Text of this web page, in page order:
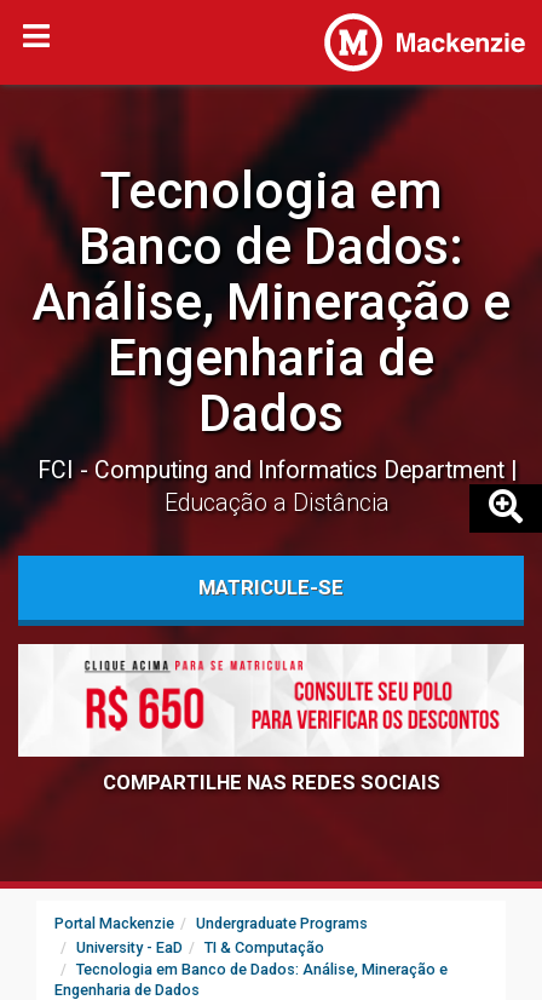
Tecnologia em
Banco de Dados:
Análise, Mineração e
Engenharia de
Dados
FCI - Computing and Informatics Department
Educação a Distância
MATRICULE-SE
COMPARTILHE NAS REDES SOCIAIS
Portal Mackenzie
Undergraduate Programs
University - EaD
TI & Computação
Tecnologia em Banco de Dados: Análise, Mineração e
Engenharia de Dados